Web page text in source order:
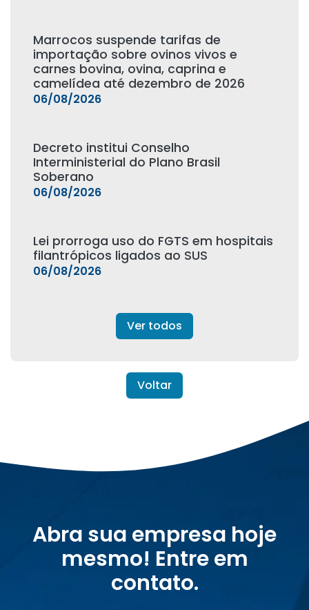
Marrocos suspende tarifas de
importação sobre ovinos vivos e
carnes bovina, ovina, caprina e
camelídea até dezembro de 2026
06/08/2026
Decreto institui Conselho
Interministerial do Plano Brasil
Soberano
06/08/2026
Lei prorroga uso do FGTS em hospitais
filantrópicos ligados ao SUS
06/08/2026
Ver todos
Voltar
Abra sua empresa hoje
mesmo! Entre em
contato.